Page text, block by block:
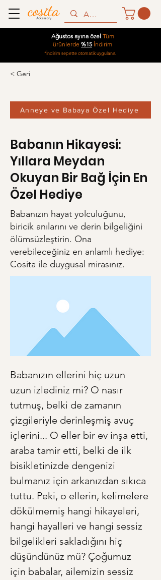
Ağustos ayına özel Tüm
ürünlerde %15İndirim
*İndirim sepette otomatik uygulanır.
< Geri
Anneye ve Babaya Özel Hediye
Babanın Hikayesi:
Yıllara Meydan
Okuyan Bir Bağ İçin En
Özel Hediye
Babanızın hayat yolculuğunu,
biricik anılarını ve derin bilgeliğini
ölümsüzleştirin. Ona
verebileceğiniz en anlamlı hediye:
Cosita ile duygusal mirasınız.
Babanızın ellerini hiç uzun
uzun izlediniz mi? O nasır
tutmuş, belki de zamanın
çizgileriyle derinleşmiş avuç
içlerini... O eller bir ev inşa etti,
araba tamir etti, belki de ilk
bisikletinizde dengenizi
bulmanız için arkanızdan sıkıca
tuttu. Peki, o ellerin, kelimelere
dökülmemiş hangi hikayeleri,
hangi hayalleri ve hangi sessiz
bilgelikleri sakladığını hiç
düşündünüz mü? Çoğumuz
için babalar, ailemizin sessiz